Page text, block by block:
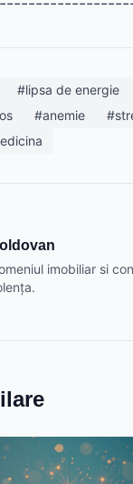
#lipsa de energie
#anemie
imobiliar si